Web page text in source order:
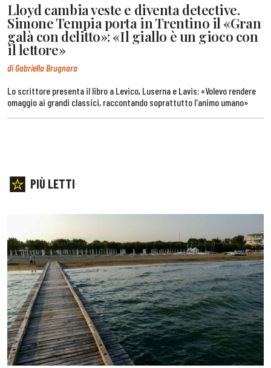
Lloyd cambia veste e diventa detective.
Simone Tempia porta in Trentino il «Gran
galà con delitto»: «Il giallo è un gioco con
il lettore»
di Gabriella Brugnara
Lo scrittore presenta il libro a Levico, Luserna e Lavis: «Volevo rendere
omaggio ai grandi classici, raccontando soprattutto l'animo umano»
PIÙ LETTI